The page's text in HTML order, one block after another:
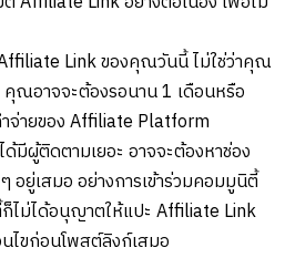
Link ของคุณวันนี้ ไม่ใช่ว่าคุณ
คุณอาจจะต้องรอนาน 1 เดือนหรือ
จ่ายของ Affiliate Platform
มีผู้ติดตามเยอะ อาจจะต้องหาช่อง
อยู่เสมอ อย่างการเข้าร่วมคอมมูนิตี้
ไม่ได้อนุญาตให้แปะ Affiliate Link
ไขก่อนโพสต์ลิงก์เสมอ